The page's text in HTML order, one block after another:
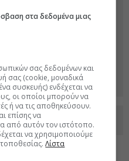
στο Discover
στα δεδομένα μιας
σας δεδομένων και
σας (cookie, μοναδικά
συσκευής) ενδέχεται να
οι οποίοι μπορούν να
ή να τις αποθηκεύσουν.
επίσης να
από αυτόν τον ιστότοπο.
να χρησιμοποιούμε
τοποθεσίας.Λίστα